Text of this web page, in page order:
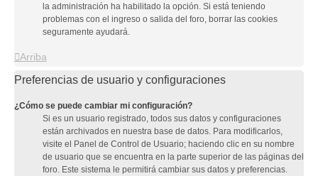
la administración ha habilitado la opción. Si está teniendo
problemas con el ingreso o salida del foro, borrar las cookies
seguramente ayudará.
Arriba
Preferencias de usuario y configuraciones
¿Cómo se puede cambiar mi configuración?
Si es un usuario registrado, todos sus datos y configuraciones
están archivados en nuestra base de datos. Para modificarlos,
visite el Panel de Control de Usuario; haciendo clic en su nombre
de usuario que se encuentra en la parte superior de las páginas del
foro. Este sistema le permitirá cambiar sus datos y preferencias.